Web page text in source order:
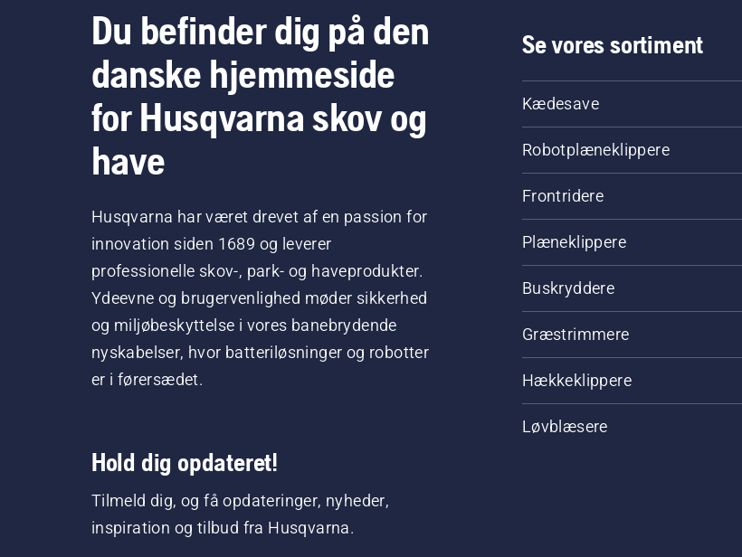
Du befinder dig på den
danske hjemmeside
for Husqvarna skov og
have
Husqvarna har været drevet af en passion for
innovation siden 1689 og leverer
professionelle skov-, park- og haveprodukter.
Ydeevne og brugervenlighed møder sikkerhed
og miljøbeskyttelse i vores banebrydende
nyskabelser, hvor batteriløsninger og robotter
er i førersædet.
Hold dig opdateret!
Tilmeld dig, og få opdateringer, nyheder,
inspiration og tilbud fra Husqvarna.
Se vores sortiment
Kædesave
Robotplæneklippere
Frontridere
Plæneklippere
Buskryddere
Græstrimmere
Hækkeklippere
Løvblæsere